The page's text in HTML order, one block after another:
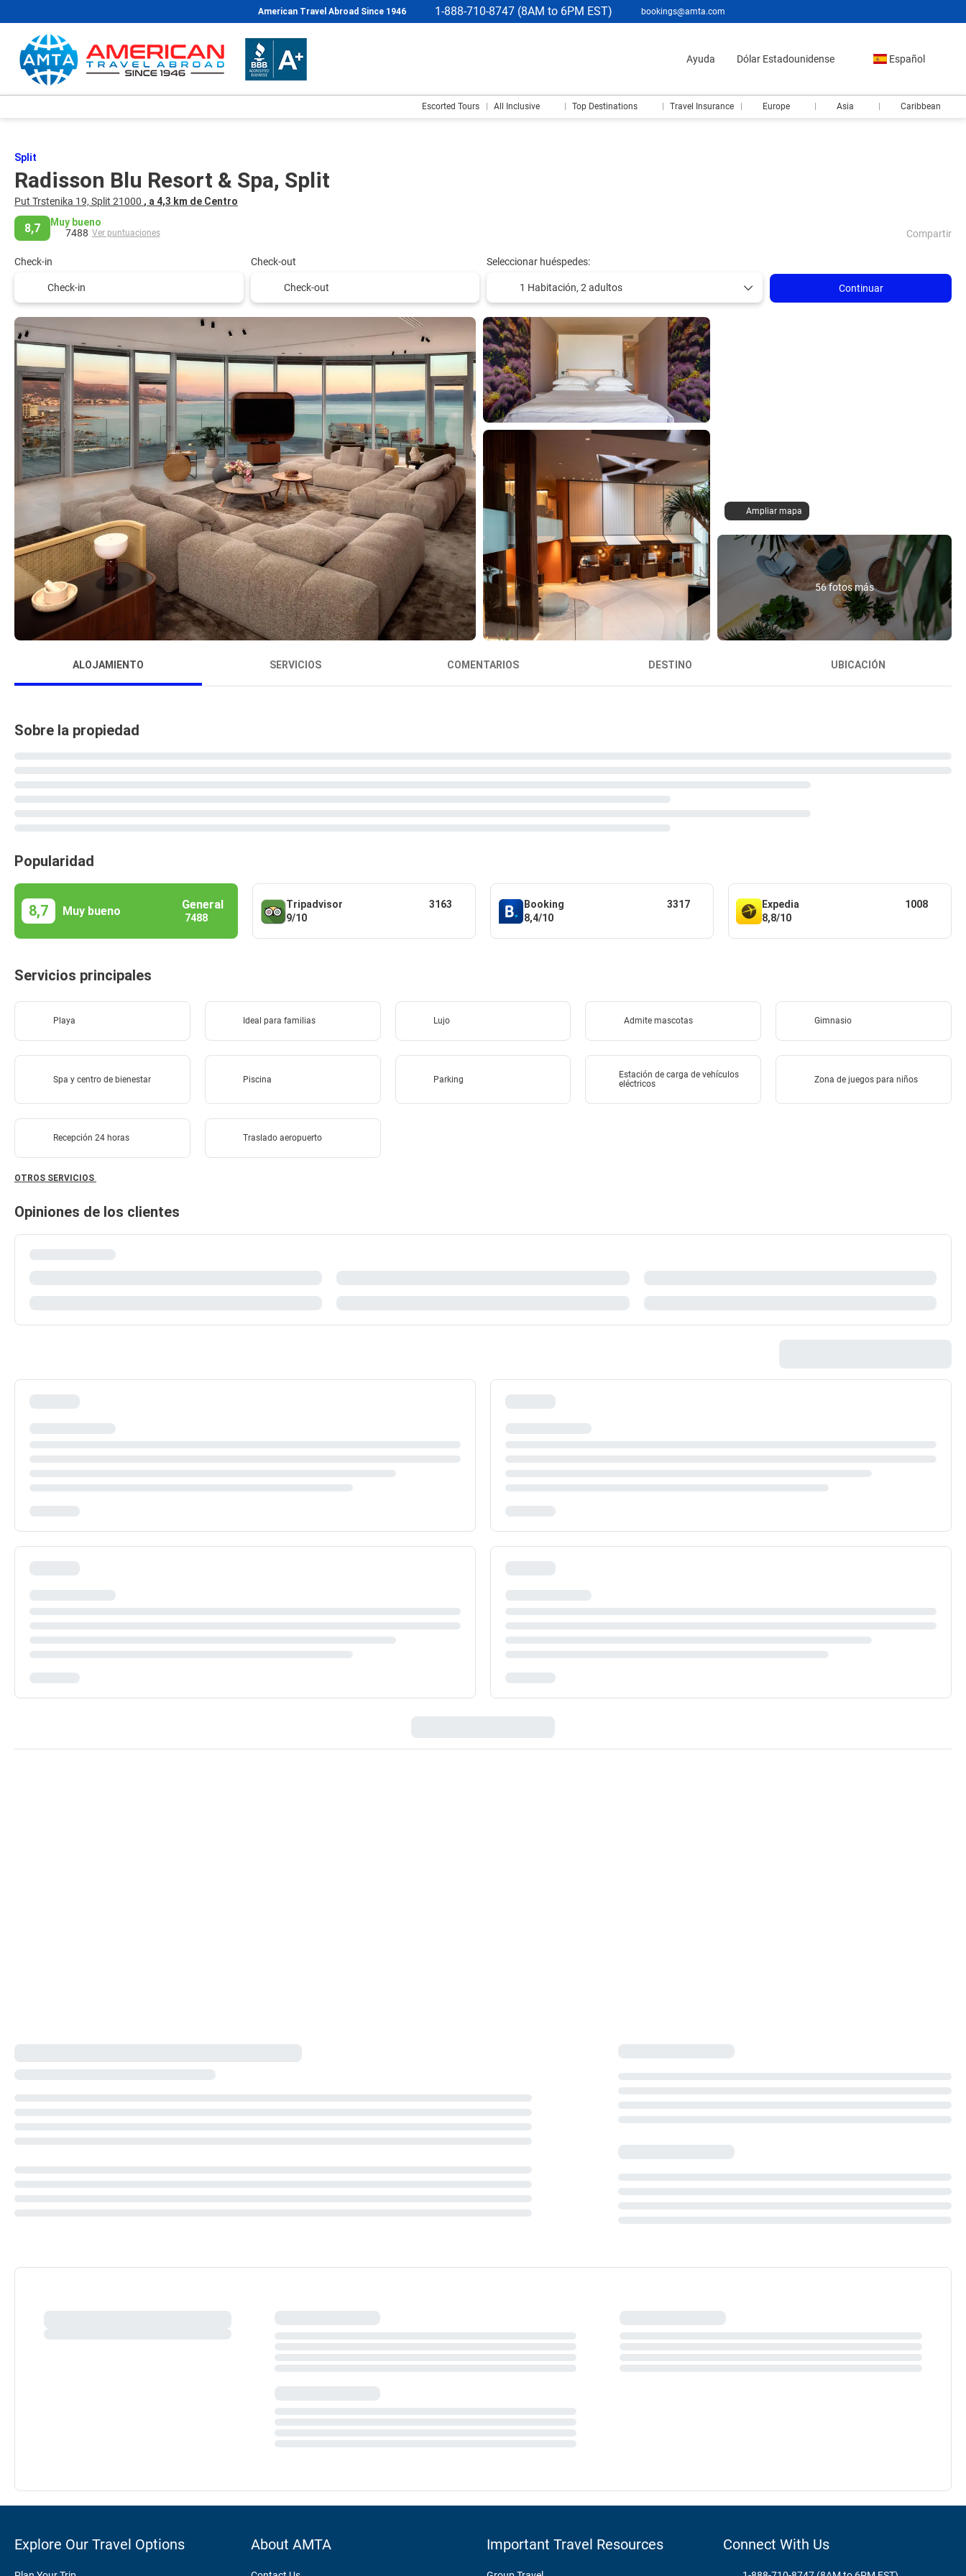
American Travel Abroad Since 1946 1-888-710-8747 (8AM to 6PM EST) bookings@amta.com
Ayuda Dólar Estadounidense Español
Escorted Tours All Inclusive Top Destinations Travel Insurance Europe Asia Caribbean
Split
Radisson Blu Resort & Spa, Split
Put Trstenika 19, Split 21000 , a 4,3 km de Centro
8,7
Muy bueno
7488 Ver puntuaciones Compartir
Check-in Check-out Seleccionar huéspedes:
1 Habitación, 2 adultos Continuar
Ampliar mapa
56 fotos más
ALOJAMIENTO SERVICIOS COMENTARIOS DESTINO UBICACIÓN
Sobre la propiedad
Popularidad
8,7 Muy bueno General
7488
Tripadvisor
9/10
3163
Booking
8,4/10
3317
Expedia
8,8/10
1008
Servicios principales
Playa Ideal para familias Lujo Admite mascotas Gimnasio
Spa y centro de bienestar Piscina Parking
Estación de carga de vehículos
eléctricos
Zona de juegos para niños
Recepción 24 horas Traslado aeropuerto
OTROS SERVICIOS
Opiniones de los clientes
Explore Our Travel Options About AMTA Important Travel Resources Connect With Us